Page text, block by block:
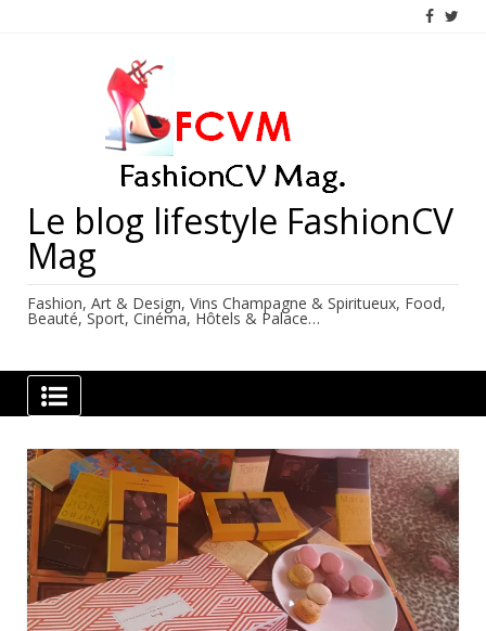
Le blog lifestyle FashionCV
Mag
Fashion, Art & Design, Vins Champagne & Spiritueux, Food,
Beauté, Sport, Cinéma, Hôtels & Palace…